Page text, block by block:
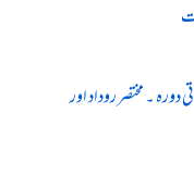
۔ مختصر روداد اور